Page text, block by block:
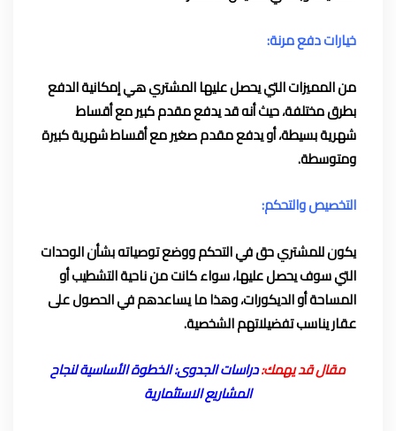
خيارات دفع مرنة:
من المميزات التي يحصل عليها المشتري هي إمكانية الدفع
بطرق مختلفة، حيث أنه قد يدفع مقدم كبير مع أقساط
شهرية بسيطة، أو يدفع مقدم صغير مع أقساط شهرية كبيرة
ومتوسطة.
التخصيص والتحكم:
يكون للمشتري حق في التحكم ووضع توصياته بشأن الوحدات
التي سوف يحصل عليها، سواء كانت من ناحية التشطيب أو
المساحة أو الديكورات، وهذا ما يساعدهم في الحصول على
عقار يناسب تفضيلاتهم الشخصية.
مقال قد يهمك:دراسات الجدوى: الخطوة الأساسية لنجاح
المشاريع الاستثمارية